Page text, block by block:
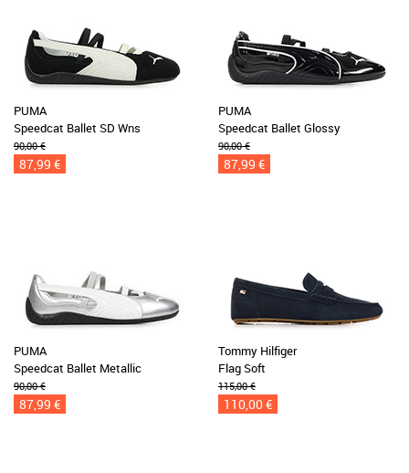
PUMA
Speedcat Ballet SD Wns
90,00 €
87,99 €
PUMA
Speedcat Ballet Glossy
90,00 €
87,99 €
PUMA
Speedcat Ballet Metallic
90,00 €
87,99 €
Tommy Hilfiger
Flag Soft
115,00 €
110,00 €